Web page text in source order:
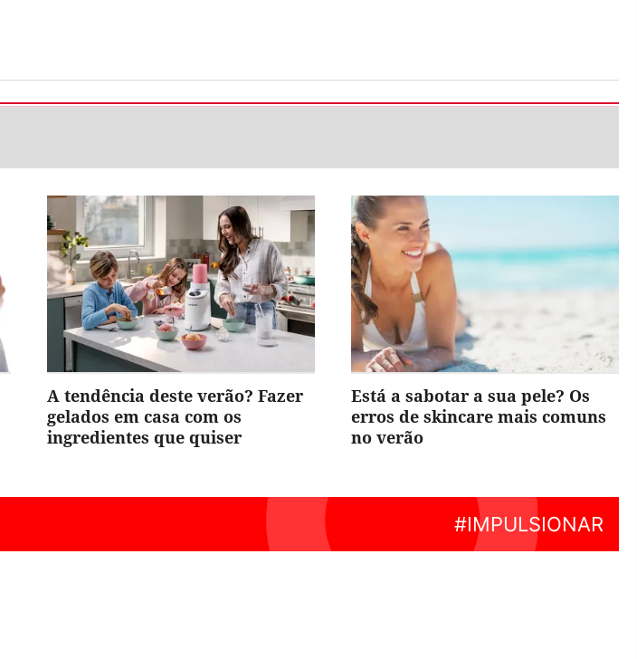
A tendência deste verão? Fazer
gelados em casa com os
ingredientes que quiser
Está a sabotar a sua pele? Os
erros de skincare mais comuns
no verão